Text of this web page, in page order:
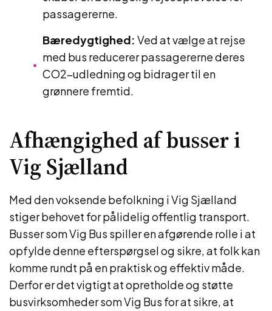
passagererne.
Bæredygtighed: Ved at vælge at rejse
med bus reducerer passagererne deres
CO2-udledning og bidrager til en
grønnere fremtid.
Afhængighed af busser i
Vig Sjælland
Med den voksende befolkning i Vig Sjælland
stiger behovet for pålidelig offentlig transport.
Busser som Vig Bus spiller en afgørende rolle i at
opfylde denne efterspørgsel og sikre, at folk kan
komme rundt på en praktisk og effektiv måde.
Derfor er det vigtigt at opretholde og støtte
busvirksomheder som Vig Bus for at sikre, at